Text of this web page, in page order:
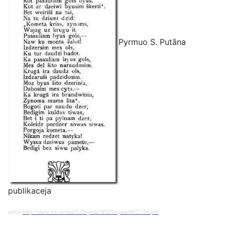
Pyrmuo S. Putāna
publikaceja
olūts: http://data.lnb.lv/nba01/Drywa/1912/Drywa1912-114.pdf